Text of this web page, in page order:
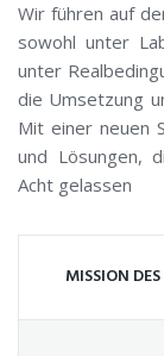
Wir führen auf
sowohl unter
unter
die Umsetzung
Mit einer neuen
und Lösungen,
Acht gelassen
MISSION